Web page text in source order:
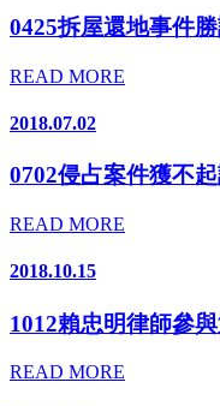
0425拆屋還地事件
READ MORE
2018.07.02
0702侵占案件獲不
READ MORE
2018.10.15
1012賴忠明律師參
READ MORE